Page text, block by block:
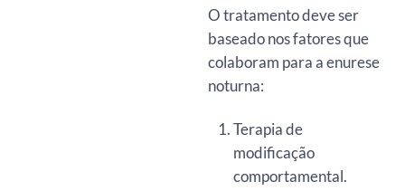
O tratamento deve ser
baseado nos fatores que
colaboram para a enurese
noturna:
Terapia de
modificação
comportamental.